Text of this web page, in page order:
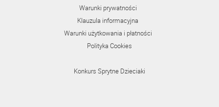
Warunki prywatności
Klauzula informacyjna
Warunki użytkowania i płatności
Polityka Cookies
Konkurs Sprytne Dzieciaki